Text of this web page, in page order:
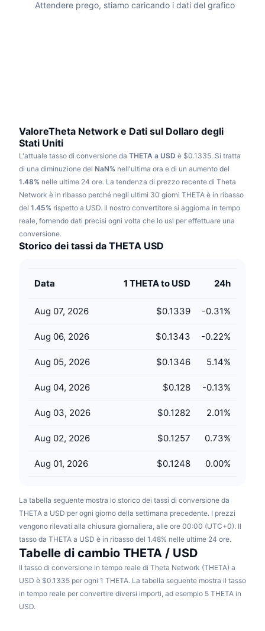
Di tendenza
Finanza
Tecnologia
Statistiche NFT generali
ETF crypto
RSI
MACD
Derivati
Panoramica
Tassi di finanziamento
Video
Campagne
Impara e guadagna
Calendari
Attendere prego, stiamo caricando i dati del grafico
ValoreTheta Network e Dati sul Dollaro degli
Stati Uniti
L'attuale tasso di conversione da THETA a USD è $0.1335. Si tratta
di una diminuzione del NaN% nell'ultima ora e di un aumento del
1.48% nelle ultime 24 ore. La tendenza di prezzo recente di Theta
Network è in ribasso perché negli ultimi 30 giorni THETA è in ribasso
del 1.45% rispetto a USD. Il nostro convertitore si aggiorna in tempo
reale, fornendo dati precisi ogni volta che lo usi per effettuare una
conversione.
Storico dei tassi da THETA USD
Data 1 THETA to USD 24h
Aug 07, 2026 $0.1339 -0.31%
Aug 06, 2026 $0.1343 -0.22%
Aug 05, 2026 $0.1346 5.14%
Aug 04, 2026 $0.128 -0.13%
Aug 03, 2026 $0.1282 2.01%
Aug 02, 2026 $0.1257 0.73%
Aug 01, 2026 $0.1248 0.00%
La tabella seguente mostra lo storico dei tassi di conversione da
THETA a USD per ogni giorno della settimana precedente. I prezzi
vengono rilevati alla chiusura giornaliera, alle ore 00:00 (UTC+0). Il
tasso da THETA a USD è in ribasso del 1.48% nelle ultime 24 ore.
Tabelle di cambio THETA / USD
Il tasso di conversione in tempo reale di Theta Network (THETA) a
USD è $0.1335 per ogni 1 THETA. La tabella seguente mostra il tasso
in tempo reale per convertire diversi importi, ad esempio 5 THETA in
USD.